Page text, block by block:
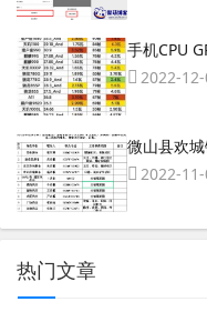
手机CPU
2022-
微山县欢
2022-
热门文章